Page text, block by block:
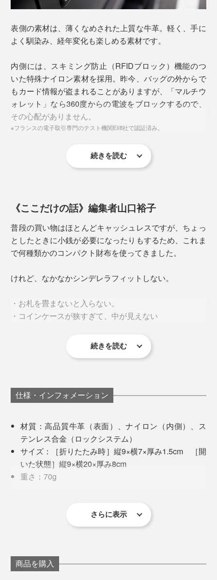
内側の切れ込みは、駐車場のチケットなどを挟んでおく
で、これまた、出し入れのしやすさ抜群。
開くのが上部だけだと、お札を押し込むのに時間がかか
ット」なら1万円札も広げたまま余裕ですっぽり。領収
表側の素材は、薄くなめされた上質な牛革。軽く、手に
よく馴染み、経年変化も楽しめる素材です。
内側には、スキミング防止（RFIDブロック）機能のつ
いた特殊ナイロン素材を採用。昨今、バッグの外からで
もカード情報が盗まれることがありますが、「マルチウ
ォレット」なら360度からの電波をブロックするので、
その心配がありません。
※フランスの電子取引専門のテスト機関Elitt社で認証済み。
［★マーク］は、RFID／NFCブロック機能がついている面
カードなど、最もよく使うカードを入れる。
③ ⑥カードを出さずにそのままタッチ決済可能。
財布を閉じるとRFIDブロックの内側になり、保護され
る。
④ ⑤取り出して使うカード（銀行系や免許証など）
用。RFIDブロックにより保護。
続きを読む
《ここだけの話》編集者山口裕子
普段の買い物はほとんどキャッシュレスですが、ちょっ
としたときに小銭が必要になったりもするため、これま
で何種類かのコンパクト財布を使ってきました。
けれど、なかなかシンデレラフィットしない。
・お札を畳まないと入らない。
・コインケースが狭すぎて、中が見えない
・カードが数枚しか入らない。
スライド式のカードケースも試しましたが、複数のカー
釣りのコインを入れる場所がない。
続きを読む
仕様・インフォメーション
材質：高品質牛革（表面）、ナイロン（内側）、ス
テンレス合金（ロックシステム）
サイズ：［折りたたみ時］縦9×横7×厚み1.5cm ［開
いた状態］縦9×横20×厚み8cm
重さ：70g
＊スキミング防止（RFIDブロック）機能つき
＊名刺を入れると数ミリはみ出します
さらに表示
商品を購入